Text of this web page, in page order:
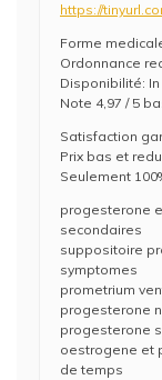
https://
Forme
Ordonnance
Disponibilité: In
Note 4,97 / 5
Satisfaction
Prix bas et
Seulement
progesterone
secondaires
suppositoire
symptomes
prometrium
progesterone
progesterone
oestrogene et
de temps